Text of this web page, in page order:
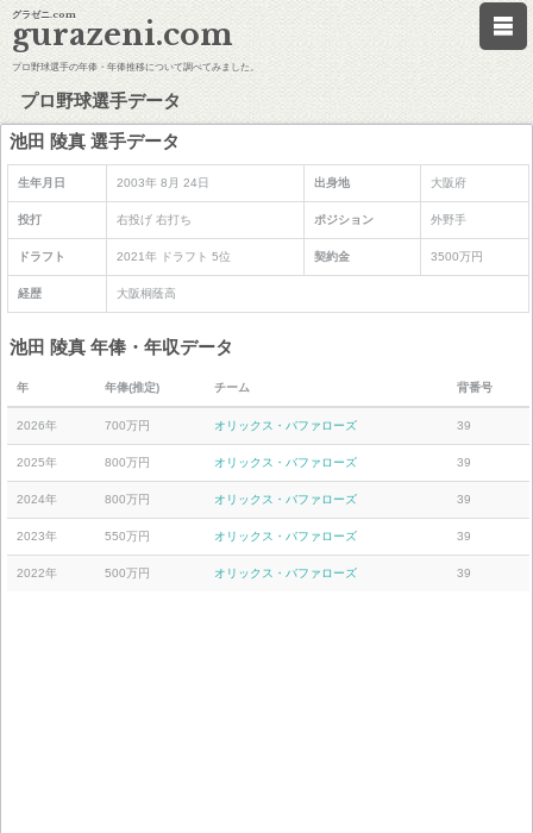
グラゼニ.com
gurazeni.com
プロ野球選手の年俸・年俸推移について調べてみました。
プロ野球選手データ
池田 陵真 選手データ
生年月日 2003年 8月 24日 出身地 大阪府
投打 右投げ 右打ち ポジション 外野手
ドラフト 2021年 ドラフト 5位 契約金 3500万円
経歴 大阪桐蔭高
池田 陵真 年俸・年収データ
年 年俸(推定) チーム 背番号
2026年 700万円 オリックス・バファローズ 39
2025年 800万円 オリックス・バファローズ 39
2024年 800万円 オリックス・バファローズ 39
2023年 550万円 オリックス・バファローズ 39
2022年 500万円 オリックス・バファローズ 39